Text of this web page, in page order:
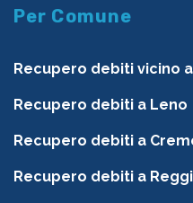
Per Comune
Recupero debiti vicino
Recupero debiti a Leno
Recupero debiti a
Recupero debiti a